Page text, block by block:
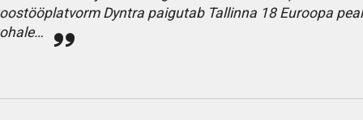
Dyntra paigutab Tallinna 18 Euroopa